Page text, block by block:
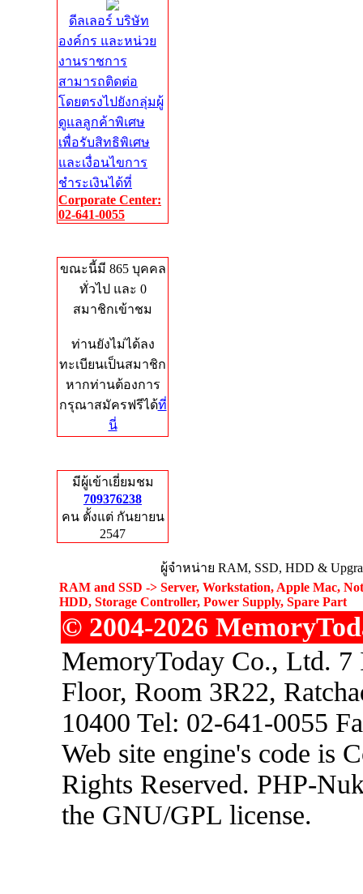
ดีลเลอร์ บริษัท
องค์กร และหน่วย
งานราชการ
สามารถติดต่อ
โดยตรงไปยังกลุ่มผู้
ดูแลลูกค้าพิเศษ
เพื่อรับสิทธิพิเศษ
และเงื่อนไขการ
ชำระเงินได้ที่
Corporate Center:
02-641-0055
ขณะนี้มี 865 บุคคล
ทั่วไป และ 0
สมาชิกเข้าชม
ท่านยังไม่ได้ลง
ทะเบียนเป็นสมาชิก
หากท่านต้องการ
กรุณาสมัครฟรีได้ที่
นี่
มีผู้เข้าเยี่ยมชม
709376238
คน ตั้งแต่ กันยายน
2547
ผู้จำหน่าย RAM, SSD, HDD &
RAM and SSD -> Server, Workstation, Apple Mac,
HDD, Storage Controller, Power Supply, Spare Part
© 2004-2026
MemoryToday Co., Ltd.
Floor, Room 3R22,
10400 Tel: 02-641-0055
Web site engine's code is
Rights Reserved. PHP-
the GNU/GPL license.